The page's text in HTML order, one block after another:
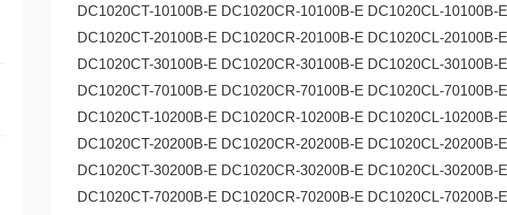
DC1020CT-10100B-E DC1020CR-10100B-E DC1020CL-10100B-E
DC1020CT-20100B-E DC1020CR-20100B-E DC1020CL-20100B-E
DC1020CT-30100B-E DC1020CR-30100B-E DC1020CL-30100B-E
DC1020CT-70100B-E DC1020CR-70100B-E DC1020CL-70100B-E
DC1020CT-10200B-E DC1020CR-10200B-E DC1020CL-10200B-E
DC1020CT-20200B-E DC1020CR-20200B-E DC1020CL-20200B-E
DC1020CT-30200B-E DC1020CR-30200B-E DC1020CL-30200B-E
DC1020CT-70200B-E DC1020CR-70200B-E DC1020CL-70200B-E